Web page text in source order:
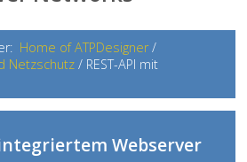
Home of ATPDesigner /
Netzschutz / REST-API mit
Webserver